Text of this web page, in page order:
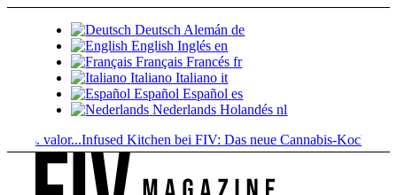
Deutsch Alemán de
English Inglés en
Français Francés fr
Italiano Italiano it
Español Español es
Nederlands Holandés nl
valor...Infused Kitchen bei FIV: Das neue Cannabis-Kochportal